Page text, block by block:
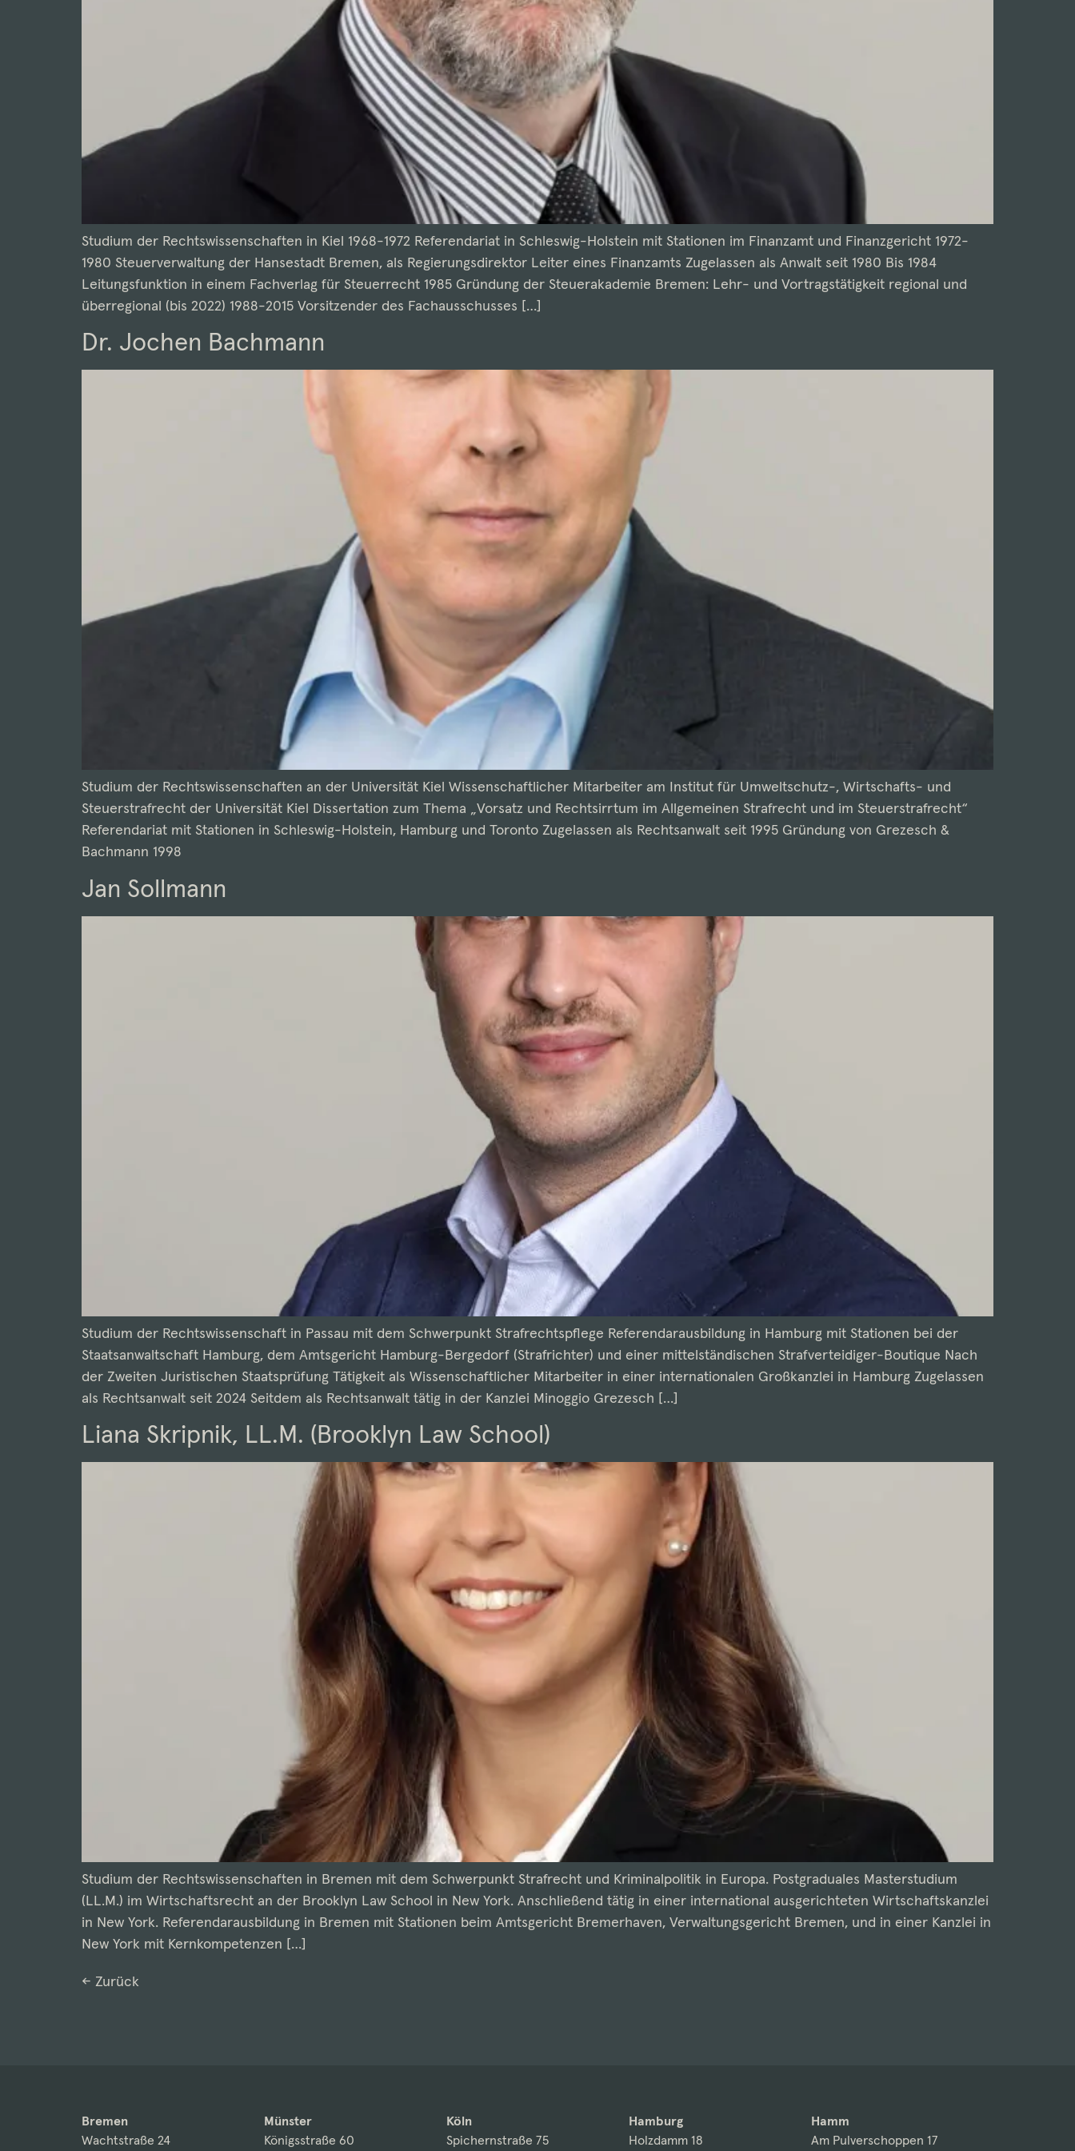
Studium der Rechtswissenschaften in Kiel 1968-1972 Referendariat in Schleswig-Holstein mit Stationen im Finanzamt und Finanzgericht 1972-
1980 Steuerverwaltung der Hansestadt Bremen, als Regierungsdirektor Leiter eines Finanzamts Zugelassen als Anwalt seit 1980 Bis 1984
Leitungsfunktion in einem Fachverlag für Steuerrecht 1985 Gründung der Steuerakademie Bremen: Lehr- und Vortragstätigkeit regional und
überregional (bis 2022) 1988-2015 Vorsitzender des Fachausschusses […]
Dr. Jochen Bachmann
Studium der Rechtswissenschaften an der Universität Kiel Wissenschaftlicher Mitarbeiter am Institut für Umweltschutz-, Wirtschafts- und
Steuerstrafrecht der Universität Kiel Dissertation zum Thema „Vorsatz und Rechtsirrtum im Allgemeinen Strafrecht und im Steuerstrafrecht“
Referendariat mit Stationen in Schleswig-Holstein, Hamburg und Toronto Zugelassen als Rechtsanwalt seit 1995 Gründung von Grezesch &
Bachmann 1998
Jan Sollmann
Studium der Rechtswissenschaft in Passau mit dem Schwerpunkt Strafrechtspflege Referendarausbildung in Hamburg mit Stationen bei der
Staatsanwaltschaft Hamburg, dem Amtsgericht Hamburg-Bergedorf (Strafrichter) und einer mittelständischen Strafverteidiger-Boutique Nach
der Zweiten Juristischen Staatsprüfung Tätigkeit als Wissenschaftlicher Mitarbeiter in einer internationalen Großkanzlei in Hamburg Zugelassen
als Rechtsanwalt seit 2024 Seitdem als Rechtsanwalt tätig in der Kanzlei Minoggio Grezesch […]
Liana Skripnik, LL.M. (Brooklyn Law School)
Studium der Rechtswissenschaften in Bremen mit dem Schwerpunkt Strafrecht und Kriminalpolitik in Europa. Postgraduales Masterstudium
(LL.M.) im Wirtschaftsrecht an der Brooklyn Law School in New York. Anschließend tätig in einer international ausgerichteten Wirtschaftskanzlei
in New York. Referendarausbildung in Bremen mit Stationen beim Amtsgericht Bremerhaven, Verwaltungsgericht Bremen, und in einer Kanzlei in
New York mit Kernkompetenzen […]
← Zurück
Bremen
Wachtstraße 24
Münster
Königsstraße 60
Köln
Spichernstraße 75
Hamburg
Holzdamm 18
Hamm
Am Pulverschoppen 17